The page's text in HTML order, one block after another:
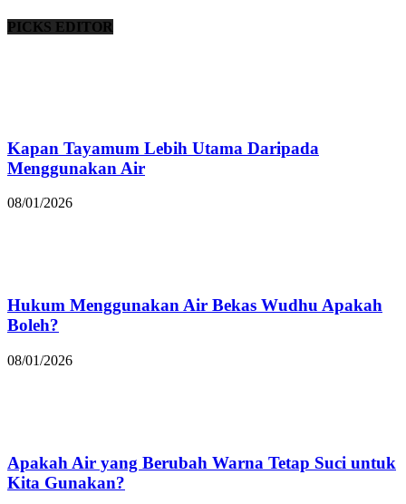
PICKS EDITOR
Kapan Tayamum Lebih Utama Daripada
Menggunakan Air
08/01/2026
Hukum Menggunakan Air Bekas Wudhu Apakah
Boleh?
08/01/2026
Apakah Air yang Berubah Warna Tetap Suci untuk
Kita Gunakan?